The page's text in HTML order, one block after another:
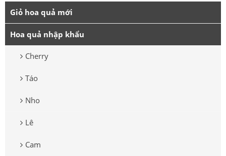
Giỏ hoa quả mới
Hoa quả nhập khẩu
Cherry
Táo
Nho
Lê
Cam